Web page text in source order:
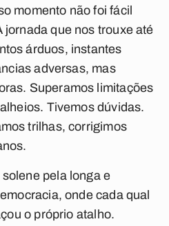
momento não foi fácil
jornada que nos trouxe até
árduos, instantes
adversas, mas
Superamos limitações
Tivemos dúvidas.
trilhas, corrigimos
pela longa e
onde cada qual
o próprio atalho.